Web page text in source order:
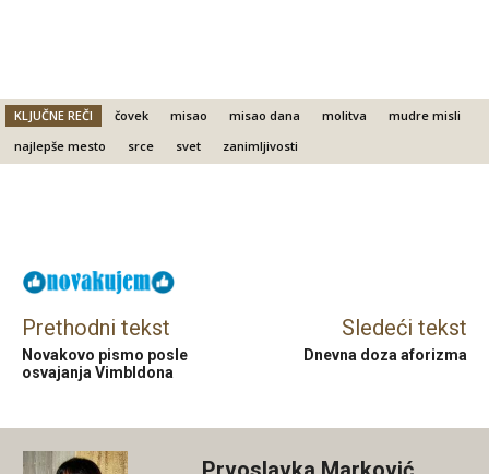
KLJUČNE REČI čovek misao misao dana molitva
mudre misli
najlepše mesto
srce svet zanimljivosti
Prethodni tekst
Novakovo pismo posle
osvajanja Vimbldona
Sledeći tekst
Dnevna doza aforizma